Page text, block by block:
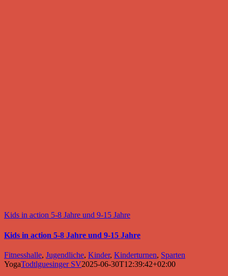
Kids in action 5-8 Jahre und 9-15 Jahre
Kids in action 5-8 Jahre und 9-15 Jahre
Fitnesshalle, Jugendliche, Kinder, Kinderturnen, Sparten
YogaTodtlguesinger SV2025-06-30T12:39:42+02:00